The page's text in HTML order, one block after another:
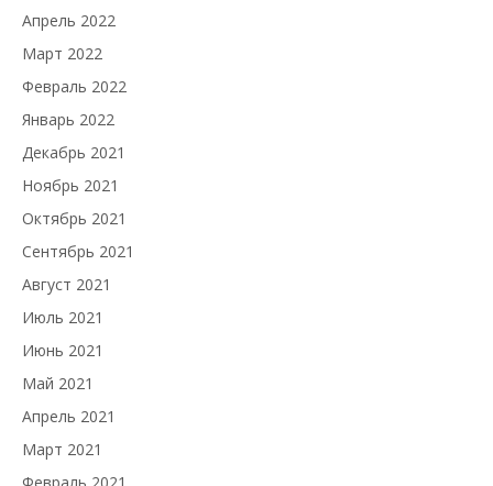
Апрель 2022
Март 2022
Февраль 2022
Январь 2022
Декабрь 2021
Ноябрь 2021
Октябрь 2021
Сентябрь 2021
Август 2021
Июль 2021
Июнь 2021
Май 2021
Апрель 2021
Март 2021